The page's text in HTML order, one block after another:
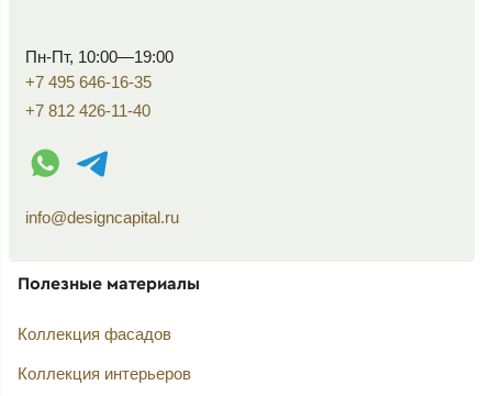
Пн-Пт, 10:00—19:00
+7 495 646-16-35
+7 812 426-11-40
WhatsApp контакт
Telegram контакт
info@designcapital.ru
Полезные материалы
Коллекция фасадов
Коллекция интерьеров